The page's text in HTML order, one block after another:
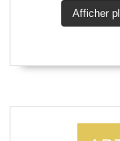
Afficher